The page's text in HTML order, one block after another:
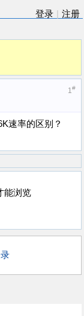
登录
注册
1#
速率的区别？
能浏览